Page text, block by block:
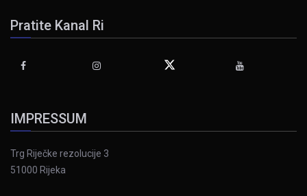
Pratite Kanal Ri
IMPRESSUM
Trg Riječke rezolucije 3
51000 Rijeka